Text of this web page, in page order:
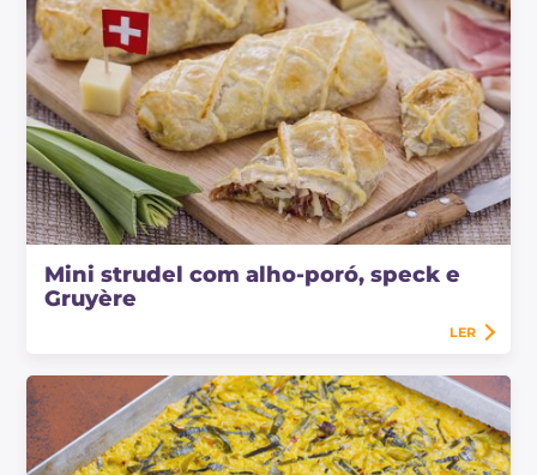
Mini strudel com alho-poró, speck e
Gruyère
LER